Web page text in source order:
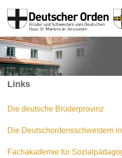
Links
Die deutsche Brüderprovinz
Die Deutschordensschwestern
Fachakademie für